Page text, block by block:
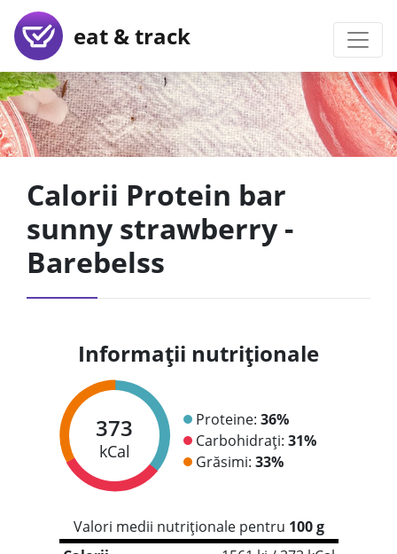
eat & track
Calorii Protein bar
sunny strawberry -
Barebelss
Informații nutriționale
373
kCal
Proteine: 36%
Carbohidrați: 31%
Grăsimi: 33%
Valori medii nutriționale pentru 100 g